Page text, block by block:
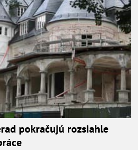
pokračujú rozsiahle